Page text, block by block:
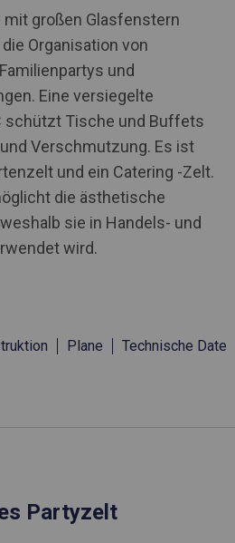
großen Glasfenstern
Organisation von
und
Eine versiegelte
schützt Tische und Buffets
Verschmutzung. Es ist
und ein Catering -Zelt.
die ästhetische
sie in Handels- und
wird.
Plane Technische Daten
Partyzelt